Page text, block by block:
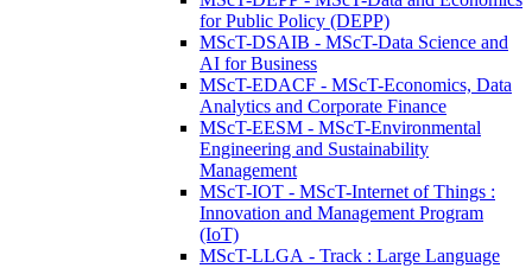
for Public Policy (DEPP)
MScT-DSAIB - MScT-Data Science and
AI for Business
MScT-EDACF - MScT-Economics, Data
Analytics and Corporate Finance
MScT-EESM - MScT-Environmental
Engineering and Sustainability
Management
MScT-IOT - MScT-Internet of Things :
Innovation and Management Program
(IoT)
MScT-LLGA - Track : Large Language